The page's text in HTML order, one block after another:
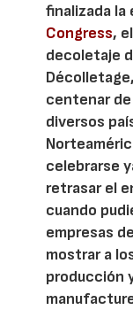
finalizada la
Congress,
decoletaje
centenar
diversos
celebrarse
retrasar el
cuando
empresas
mostrar a
producción